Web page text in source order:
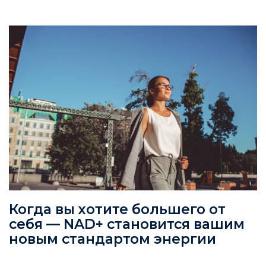
Когда вы хотите большего от
себя — NAD+ становится вашим
новым стандартом энергии